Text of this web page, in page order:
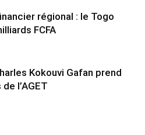
régional : le Togo
FCFA
Kokouvi Gafan prend
l’AGET